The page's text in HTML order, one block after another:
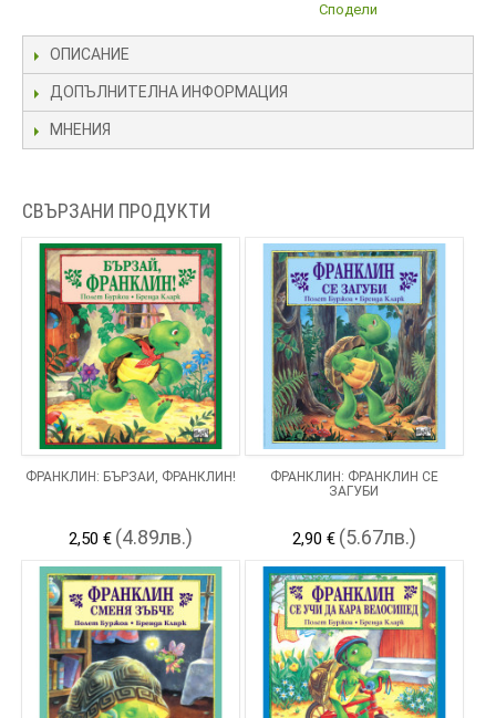
Сподели
ОПИСАНИЕ
ДОПЪЛНИТЕЛНА ИНФОРМАЦИЯ
МНЕНИЯ
СВЪРЗАНИ ПРОДУКТИ
ФРАНКЛИН: БЪРЗАЙ, ФРАНКЛИН!
2,50 € (4.89лв.)
ФРАНКЛИН: ФРАНКЛИН СЕ
ЗАГУБИ
2,90 € (5.67лв.)